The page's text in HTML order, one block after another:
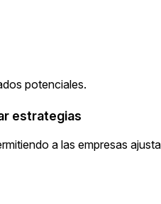
potenciales.
estrategias
a las empresas